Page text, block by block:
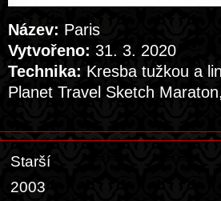
Název: Paris
Vytvořeno: 31. 3. 2020
Technika: Kresba tužkou a
Planet Travel Sketch
Starší
2003